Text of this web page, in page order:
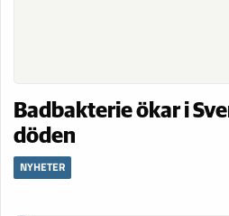
Badbakterie ökar i
döden
NYHETER